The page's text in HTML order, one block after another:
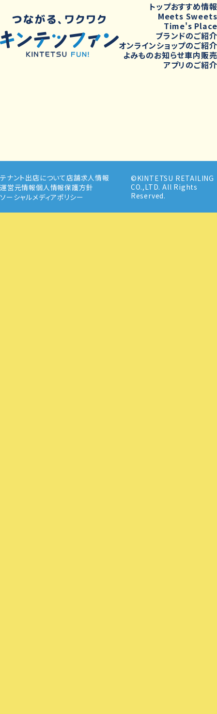
トップおすすめ情報
Meets Sweets
Time's Place
ブランドのご紹介
オンラインショップのご紹介
よみものお知らせ車内販売
アプリのご紹介
テナント出店について店舗求人情報
運営元情報個人情報保護方針
ソーシャルメディアポリシー
©KINTETSU RETAILING
CO.,LTD. All Rights
Reserved.